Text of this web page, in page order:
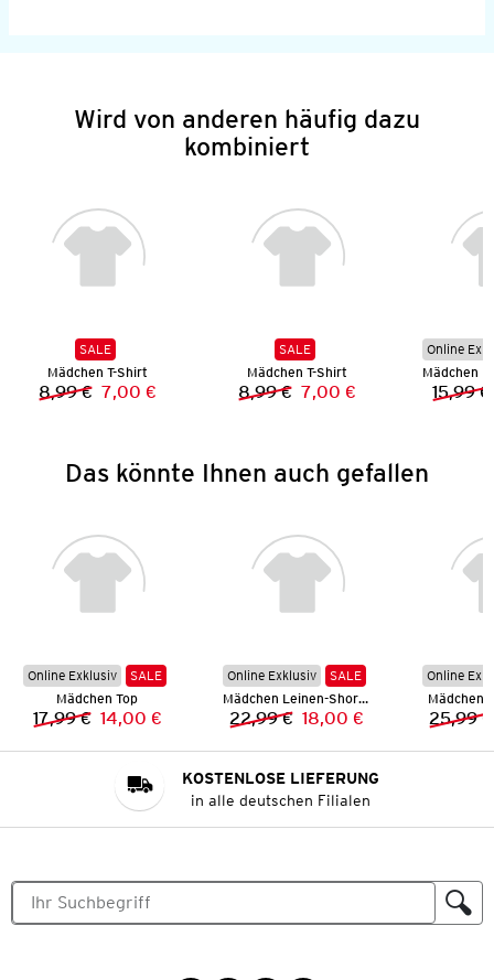
Wird von anderen häufig dazu
kombiniert
SALE
Mädchen T-Shirt
Vorheriger Preis:
8,99 € Neuer Preis:
7,00 €
SALE
Mädchen T-Shirt
Vorheriger Preis:
8,99 € Neuer Preis:
7,00 €
Online
Mädchen
15,99 €
Das könnte Ihnen auch gefallen
Online Exklusiv
SALE
Mädchen Top
Vorheriger Preis:
17,99 € Neuer Preis:
14,00 €
Online Exklusiv
SALE
Mädchen Leinen-Shorts
Vorheriger Preis:
22,99 € Neuer Preis:
18,00 €
Online
Mädchen
25,99 €
KOSTENLOSE LIEFERUNG
in alle deutschen Filialen